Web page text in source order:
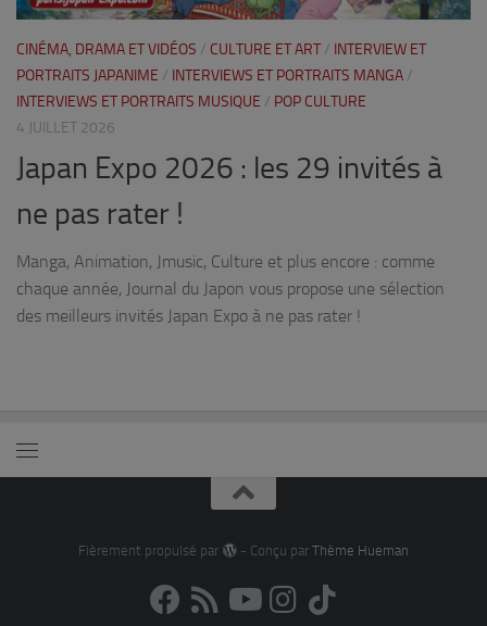
CINÉMA, DRAMA ET VIDÉOS / CULTURE ET ART / INTERVIEW ET
PORTRAITS JAPANIME / INTERVIEWS ET PORTRAITS MANGA /
INTERVIEWS ET PORTRAITS MUSIQUE / POP CULTURE
4 JUILLET 2026
Japan Expo 2026 : les 29 invités à
ne pas rater !
Manga, Animation, Jmusic, Culture et plus encore : comme
chaque année, Journal du Japon vous propose une sélection
des meilleurs invités Japan Expo à ne pas rater !
Fièrement propulsé par - Conçu par Thème Hueman